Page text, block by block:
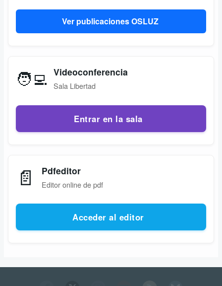
Ver publicaciones OSLUZ
🧑‍💻 Videoconferencia
Sala Libertad
Entrar en la sala
📄 Pdfeditor
Editor online de pdf
Acceder al editor